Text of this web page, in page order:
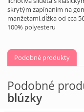
skrytým zapínaním na
manžetami.dĺžka od cca
100% polyesteru
Podobné produkty
Podobné
blúzky